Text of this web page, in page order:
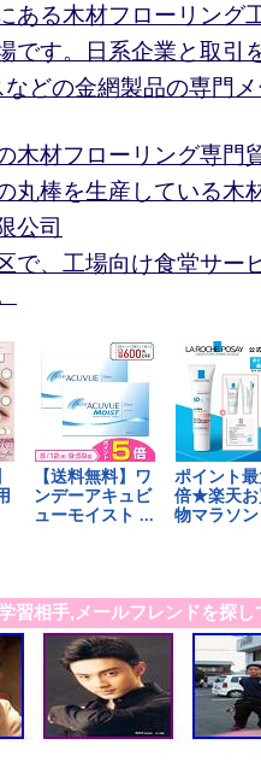
る木材フローリング
です。日系企業と取引
どの金網製品の専門
木材フローリング専門
棒を生産している木
公司
、工場向け食堂サー
習相手,メールフレンドを探し